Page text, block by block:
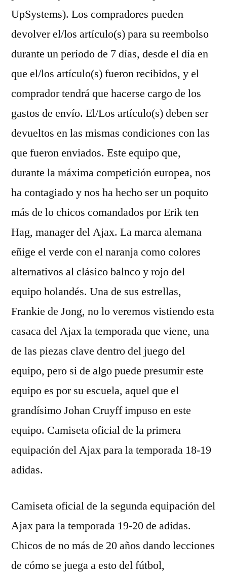
UpSystems). Los compradores pueden
devolver el/los artículo(s) para su reembolso
durante un período de 7 días, desde el día en
que el/los artículo(s) fueron recibidos, y el
comprador tendrá que hacerse cargo de los
gastos de envío. El/Los artículo(s) deben ser
devueltos en las mismas condiciones con las
que fueron enviados. Este equipo que,
durante la máxima competición europea, nos
ha contagiado y nos ha hecho ser un poquito
más de lo chicos comandados por Erik ten
Hag, manager del Ajax. La marca alemana
eñige el verde con el naranja como colores
alternativos al clásico balnco y rojo del
equipo holandés. Una de sus estrellas,
Frankie de Jong, no lo veremos vistiendo esta
casaca del Ajax la temporada que viene, una
de las piezas clave dentro del juego del
equipo, pero si de algo puede presumir este
equipo es por su escuela, aquel que el
grandísimo Johan Cruyff impuso en este
equipo. Camiseta oficial de la primera
equipación del Ajax para la temporada 18-19
adidas.
Camiseta oficial de la segunda equipación del
Ajax para la temporada 19-20 de adidas.
Chicos de no más de 20 años dando lecciones
de cómo se juega a esto del fútbol,